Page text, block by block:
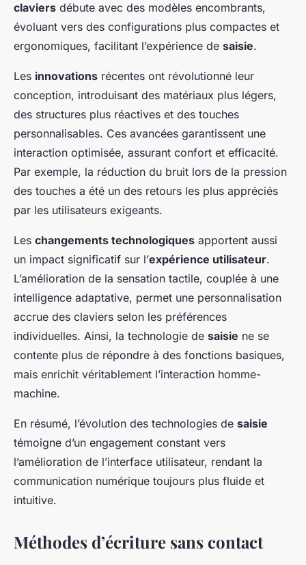
claviers débute avec des modèles encombrants,
évoluant vers des configurations plus compactes et
ergonomiques, facilitant l’expérience de saisie.
Les innovations récentes ont révolutionné leur
conception, introduisant des matériaux plus légers,
des structures plus réactives et des touches
personnalisables. Ces avancées garantissent une
interaction optimisée, assurant confort et efficacité.
Par exemple, la réduction du bruit lors de la pression
des touches a été un des retours les plus appréciés
par les utilisateurs exigeants.
Les changements technologiques apportent aussi
un impact significatif sur l’expérience utilisateur.
L’amélioration de la sensation tactile, couplée à une
intelligence adaptative, permet une personnalisation
accrue des claviers selon les préférences
individuelles. Ainsi, la technologie de saisie ne se
contente plus de répondre à des fonctions basiques,
mais enrichit véritablement l’interaction homme-
machine.
En résumé, l’évolution des technologies de saisie
témoigne d’un engagement constant vers
l’amélioration de l’interface utilisateur, rendant la
communication numérique toujours plus fluide et
intuitive.
Méthodes d’écriture sans contact